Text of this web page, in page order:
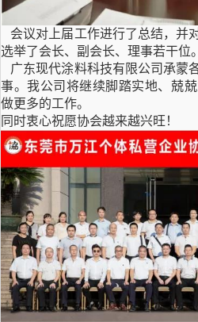
会议对上届工作进行了总结，并
选举了会长、副会长、理事若干位。
广东现代涂料科技有限公司承蒙
事。我公司将继续脚踏实地、兢
做更多的工作。
同时衷心祝愿协会越来越兴旺！